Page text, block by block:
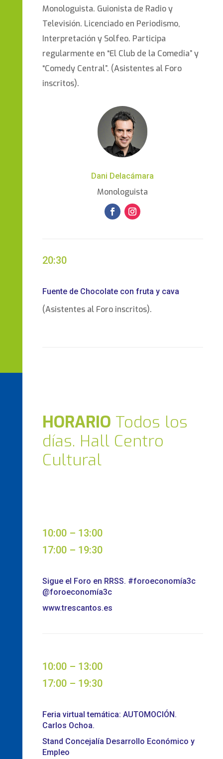
Monologuista. Guionista de Radio y
Televisión. Licenciado en Periodismo,
Interpretación y Solfeo. Participa
regularmente en “El Club de la Comedia” y
“Comedy Central”. (Asistentes al Foro
inscritos).
Dani Delacámara
Monologuista
20:30
Fuente de Chocolate con fruta y cava
(Asistentes al Foro inscritos).
HORARIO Todos los
días. Hall Centro
Cultural
10:00 – 13:00
17:00 – 19:30
Sigue el Foro en RRSS. #foroeconomía3c
@foroeconomía3c
www.trescantos.es
10:00 – 13:00
17:00 – 19:30
Feria virtual temática: AUTOMOCIÓN.
Carlos Ochoa.
Stand Concejalía Desarrollo Económico y
Empleo